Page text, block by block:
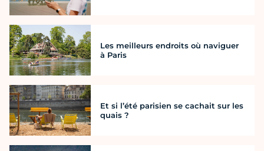
Les meilleurs endroits où naviguer
à Paris
Et si l’été parisien se cachait sur les
quais ?